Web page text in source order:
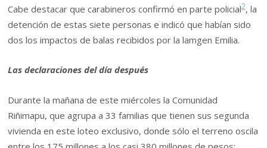
Cabe destacar que carabineros confirmó en parte policial2, la
detención de estas siete personas e indicó que habían sido
dos los impactos de balas recibidos por la lamgen Emilia.
Las declaraciones del día después
Durante la mañana de este miércoles la Comunidad
Riñimapu, que agrupa a 33 familias que tienen sus segunda
vivienda en este loteo exclusivo, donde sólo el terreno oscila